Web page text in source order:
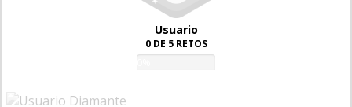
Usuario
0 DE 5 RETOS